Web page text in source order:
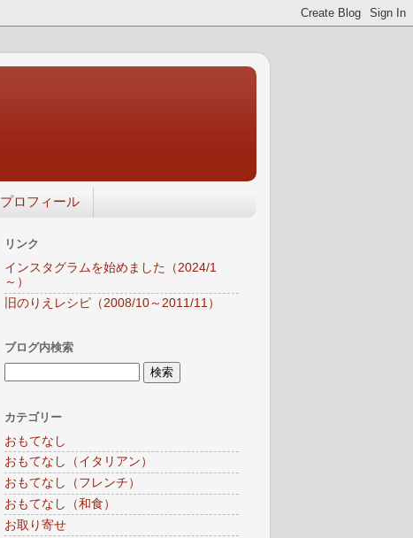
プロフィール
リンク
インスタグラムを始めました（2024/1
～）
旧のりえレシピ（2008/10～2011/11）
ブログ内検索
カテゴリー
おもてなし
おもてなし（イタリアン）
おもてなし（フレンチ）
おもてなし（和食）
お取り寄せ